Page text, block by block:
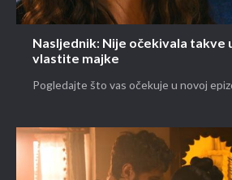
Nasljednik: Nije očekivala takve
vlastite majke
Pogledajte što vas očekuje u novoj